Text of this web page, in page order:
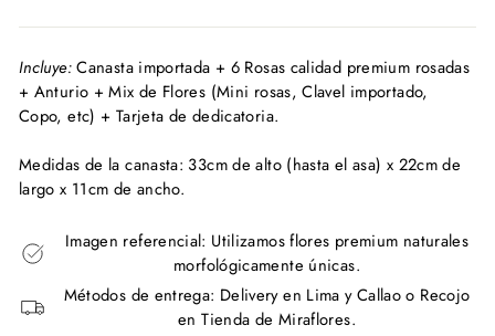
Incluye:Canasta importada + 6 Rosas calidad premium rosadas
+ Anturio + Mix de Flores (Mini rosas, Clavel importado,
Copo, etc) + Tarjeta de dedicatoria.
Medidas de la canasta: 33cm de alto (hasta el asa) x 22cm de
largo x 11cm de ancho.
Imagen referencial: Utilizamos flores premium naturales
morfológicamente únicas.
Métodos de entrega: Delivery en Lima y Callao o Recojo
en Tienda de Miraflores.